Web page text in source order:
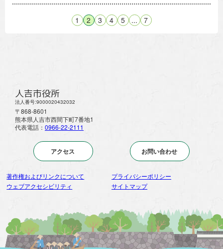
1 2 3 4 5 ... 7
人吉市役所
法人番号:9000020432032
〒868-8601
熊本県人吉市西間下町7番地1
代表電話： 0966-22-2111
アクセス お問い合わせ
著作権およびリンクについて
プライバシーポリシー
ウェブアクセシビリティ
サイトマップ